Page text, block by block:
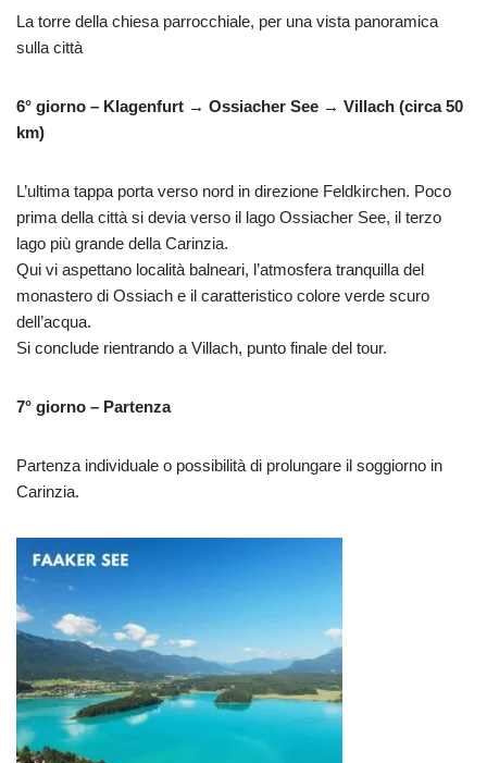
La torre della chiesa parrocchiale, per una vista panoramica
sulla città
6° giorno – Klagenfurt → Ossiacher See → Villach (circa 50
km)
L’ultima tappa porta verso nord in direzione Feldkirchen. Poco
prima della città si devia verso il lago Ossiacher See, il terzo
lago più grande della Carinzia.
Qui vi aspettano località balneari, l’atmosfera tranquilla del
monastero di Ossiach e il caratteristico colore verde scuro
dell’acqua.
Si conclude rientrando a Villach, punto finale del tour.
7° giorno – Partenza
Partenza individuale o possibilità di prolungare il soggiorno in
Carinzia.